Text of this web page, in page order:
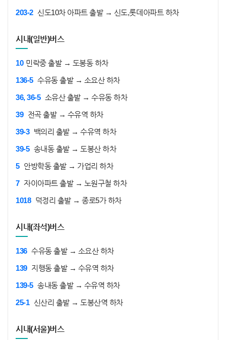
203-2 신도10차 아파트 출발 → 신도,롯데아파트 하차
시내(일반)버스
10 민락중 출발 → 도봉동 하차
136-5 수유동 출발 → 소요산 하차
36, 36-5 소유산 출발 → 수유동 하차
39 전곡 출발 → 수유역 하차
39-3 백의리 출발 → 수유역 하차
39-5 송내동 출발 → 도봉산 하차
5 안방학동 출발 → 가업리 하차
7 자이아파트 출발 → 노원구철 하차
1018 덕정리 출발 → 종로5가 하차
시내(좌석)버스
136 수유동 출발 → 소요산 하차
139 지행동 출발 → 수유역 하차
139-5 송내동 출발 → 수유역 하차
25-1 신산리 출발 → 도봉산역 하차
시내(서울)버스